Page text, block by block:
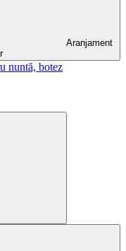
Aranjament
nuntă, botez